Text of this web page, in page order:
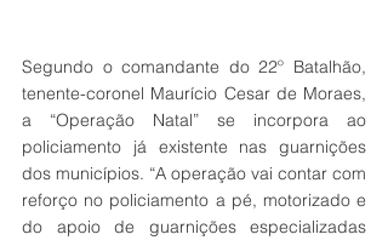
Segundo o comandante do 22º Batalhão,
tenente-coronel Maurício Cesar de Moraes,
a “Operação Natal” se incorpora ao
policiamento já existente nas guarnições
dos municípios. “A operação vai contar com
reforço no policiamento a pé, motorizado e
do apoio de guarnições especializadas